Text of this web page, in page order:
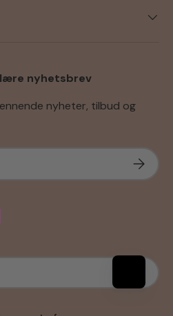
nyhetsbrev
nyheter, tilbud og
Abonner